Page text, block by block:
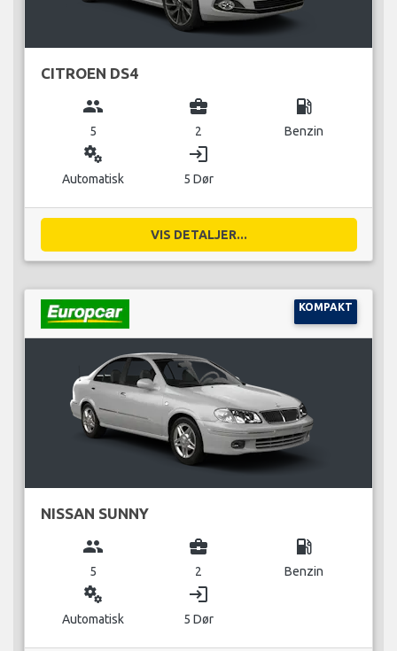
CITROEN DS4
group
5
business_center
2
local_gas_station
Benzin
miscellaneous_services
Automatisk
login
5 Dør
VIS DETALJER...
KOMPAKT
NISSAN SUNNY
group
5
business_center
2
local_gas_station
Benzin
miscellaneous_services
Automatisk
login
5 Dør